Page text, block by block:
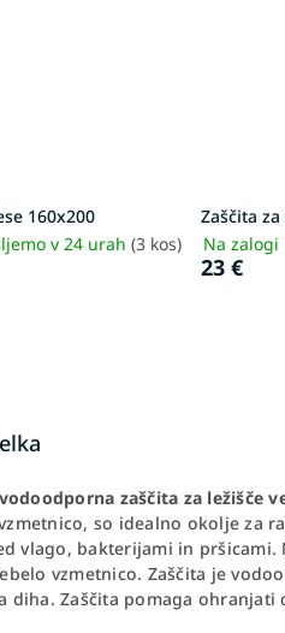
160x200
v 24 urah (3 kos)
Zaščita
Na
23 €
zaščita za ležišče
so idealno okolje za
vlago, bakterijami in
vzmetnico. Zaščita je
diha. Zaščita pomaga